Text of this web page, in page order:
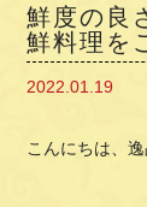
鮮度の良
鮮料理を
2022.01.19
こんにちは、